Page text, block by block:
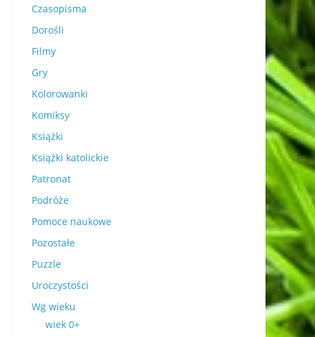
Czasopisma
Dorośli
Filmy
Gry
Kolorowanki
Komiksy
Książki
Książki katolickie
Patronat
Podróże
Pomoce naukowe
Pozostałe
Puzzle
Uroczystości
Wg wieku
wiek 0+